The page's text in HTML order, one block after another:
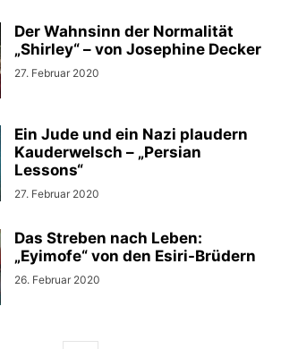
Der Wahnsinn der Normalität
„Shirley“ – von Josephine Decker
27. Februar 2020
Ein Jude und ein Nazi plaudern
Kauderwelsch – „Persian
Lessons“
27. Februar 2020
Das Streben nach Leben:
„Eyimofe“ von den Esiri-Brüdern
26. Februar 2020